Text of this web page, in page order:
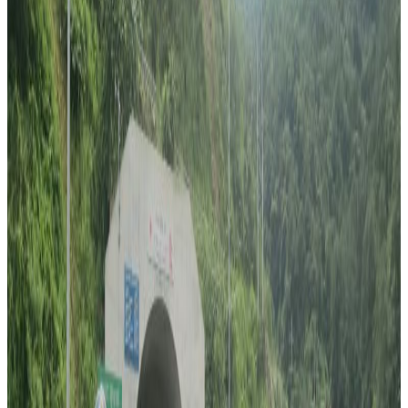
Thursday, 2020 November 26 / 6:02 am
अ− अ अ+
काठमाडौं । फुटबल स्टार डिएगो म्याराडोनाको निधन भएको छ ।
अर्जेन्टिनाका स्टार फुटबलर म्याराडोनाको बिहीबार निधन भएको हो ।